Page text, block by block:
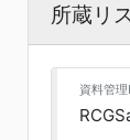
所蔵リ
資料管理